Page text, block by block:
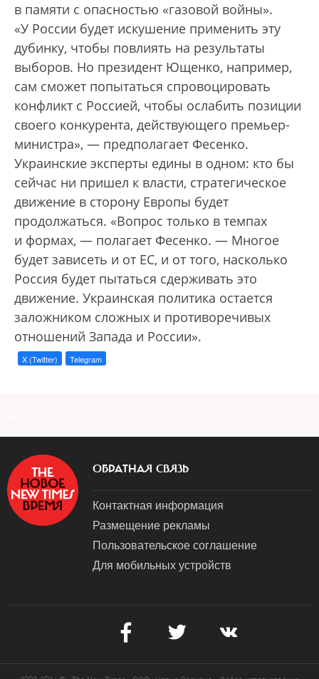
в памяти с опасностью «газовой войны».
«У России будет искушение применить эту
дубинку, чтобы повлиять на результаты
выборов. Но президент Ющенко, например,
сам сможет попытаться спровоцировать
конф­ликт с Россией, чтобы ослабить позиции
своего конкурента, действующего премьер-
министра», — предполагает Фесенко.
Украинские эксперты едины в одном: кто бы
сейчас ни пришел к власти, стратегическое
движение в сторону Европы будет
продолжаться. «Вопрос только в темпах
и формах, — полагает Фесенко. — Многое
будет зависеть и от ЕС, и от того, насколько
Россия будет пытаться сдерживать это
движение. Украинская политика остается
заложником сложных и противоречивых
отношений Запада и России».
X (Twitter) Telegram
ОБРАТНАЯ СВЯЗЬ
Контактная информация
Размещение рекламы
Пользовательское соглашение
Для мобильных устройств